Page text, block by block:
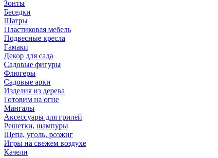
Зонты
Беседки
Шатры
Пластиковая мебель
Подвесные кресла
Гамаки
Декор для сада
Садовые фигуры
Флюгеры
Садовые арки
Изделия из дерева
Готовим на огне
Мангалы
Аксессуары для грилей
Решетки, шампуры
Щепа, уголь, розжиг
Игры на свежем воздухе
Качели